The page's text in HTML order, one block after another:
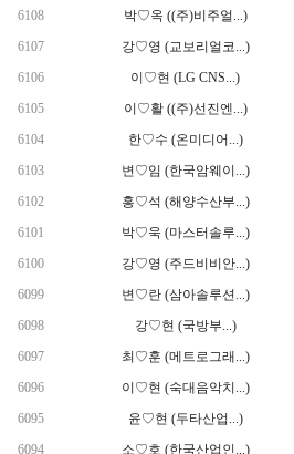
6108
박♡옥 ((주)비주얼...)
6107
강♡영 (교보리얼코...)
6106
이♡현 (LG CNS...)
6105
이♡활 ((주)선진엔...)
6104
한♡수 (온미디어...)
6103
변♡임 (한국암웨이...)
6102
홍♡석 (해양수산부...)
6101
박♡욱 (마스터솔루...)
6100
강♡영 (주드비비안...)
6099
변♡란 (삼아솔루션...)
6098
강♡현 (국방부...)
6097
최♡훈 (메트로그래...)
6096
이♡현 (숙대음악치...)
6095
윤♡현 (두타산업...)
6094
소♡호 (한국산업인...)